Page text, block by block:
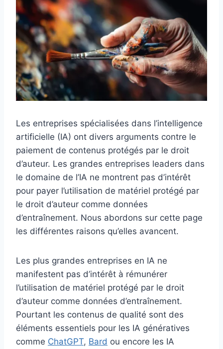
Les entreprises spécialisées dans l’intelligence
artificielle (IA) ont divers arguments contre le
paiement de contenus protégés par le droit
d’auteur. Les grandes entreprises leaders dans
le domaine de l’IA ne montrent pas d’intérêt
pour payer l’utilisation de matériel protégé par
le droit d’auteur comme données
d’entraînement. Nous abordons sur cette page
les différentes raisons qu’elles avancent.
Les plus grandes entreprises en IA ne
manifestent pas d’intérêt à rémunérer
l’utilisation de matériel protégé par le droit
d’auteur comme données d’entraînement.
Pourtant les contenus de qualité sont des
éléments essentiels pour les IA génératives
comme ChatGPT, Bard ou encore les IA